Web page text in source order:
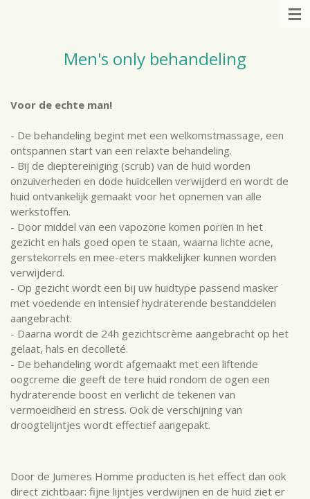
Men's only behandeling
Voor de echte man!
- De behandeling begint met een welkomstmassage, een
ontspannen start van een relaxte behandeling.
- Bij de dieptereiniging (scrub) van de huid worden
onzuiverheden en dode huidcellen verwijderd en wordt de
huid ontvankelijk gemaakt voor het opnemen van alle
werkstoffen.
- Door middel van een vapozone komen poriën in het
gezicht en hals goed open te staan, waarna lichte acne,
gerstekorrels en mee-eters makkelijker kunnen worden
verwijderd.
- Op gezicht wordt een bij uw huidtype passend masker
met voedende en intensief hydraterende bestanddelen
aangebracht.
- Daarna wordt de 24h gezichtscrème aangebracht op het
gelaat, hals en decolleté.
- De behandeling wordt afgemaakt met een liftende
oogcreme die geeft de tere huid rondom de ogen een
hydraterende boost en verlicht de tekenen van
vermoeidheid en stress. Ook de verschijning van
droogtelijntjes wordt effectief aangepakt.
Door de Jumeres Homme producten is het effect dan ook
direct zichtbaar: fijne lijntjes verdwijnen en de huid ziet er